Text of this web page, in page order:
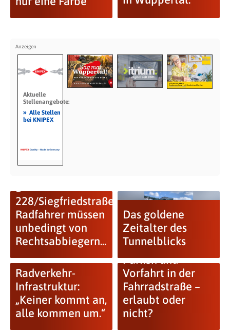
Aktuelle
Stellenangebote:
» Alle Stellen
bei KNIPEX
228/Siegfriedstraße:
Radfahrer müssen
unbedingt von
Rechtsabbiegern...
Das goldene
Zeitalter des
Tunnelblicks
Radverkehr-
Infrastruktur:
„Keiner kommt an,
alle kommen um.“
Parken und
Vorfahrt in der
Fahrradstraße –
erlaubt oder
nicht?